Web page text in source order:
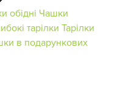
обідні Чашки
тарілки Тарілки
в подарункових